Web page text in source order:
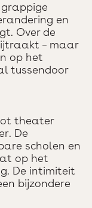
en
Over de
– maar
op het
tussendoor
theater
De
scholen en
op het
De intimiteit
bijzondere